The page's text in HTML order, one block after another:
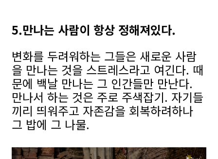
5.만나는 사람이 항상 정해져있다.
변화를 두려워하는 그들은 새로운 사람
을 만나는 것을 스트레스라고 여긴다. 때
문에 백날 만나는 그 인간들만 만난다.
만나서 하는 것은 주로 주색잡기. 자기들
끼리 띄워주고 자존감을 회복하려하나
그 밥에 그 나물.